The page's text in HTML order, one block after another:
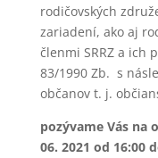
rodičovských
zariadení, ako aj
členmi SRRZ a ich
83/1990 Zb. s
občanov t. j.
pozývame Vás na
06. 2021 od 16:00